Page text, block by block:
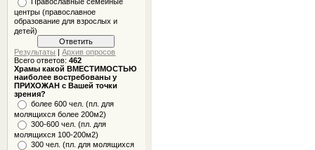
центры (православное
образование для взрослых и
детей)
Результаты |Архив опросов
Всего ответов:462
Храмы какой ВМЕСТИМОСТЬЮ
наиболее востребованы у
ПРИХОЖАН с Вашей точки
зрения?
более 600 чел. (пл. для
молящихся более 200м2)
300-600 чел. (пл. для
молящихся 100-200м2)
300 чел. (пл. для молящихся